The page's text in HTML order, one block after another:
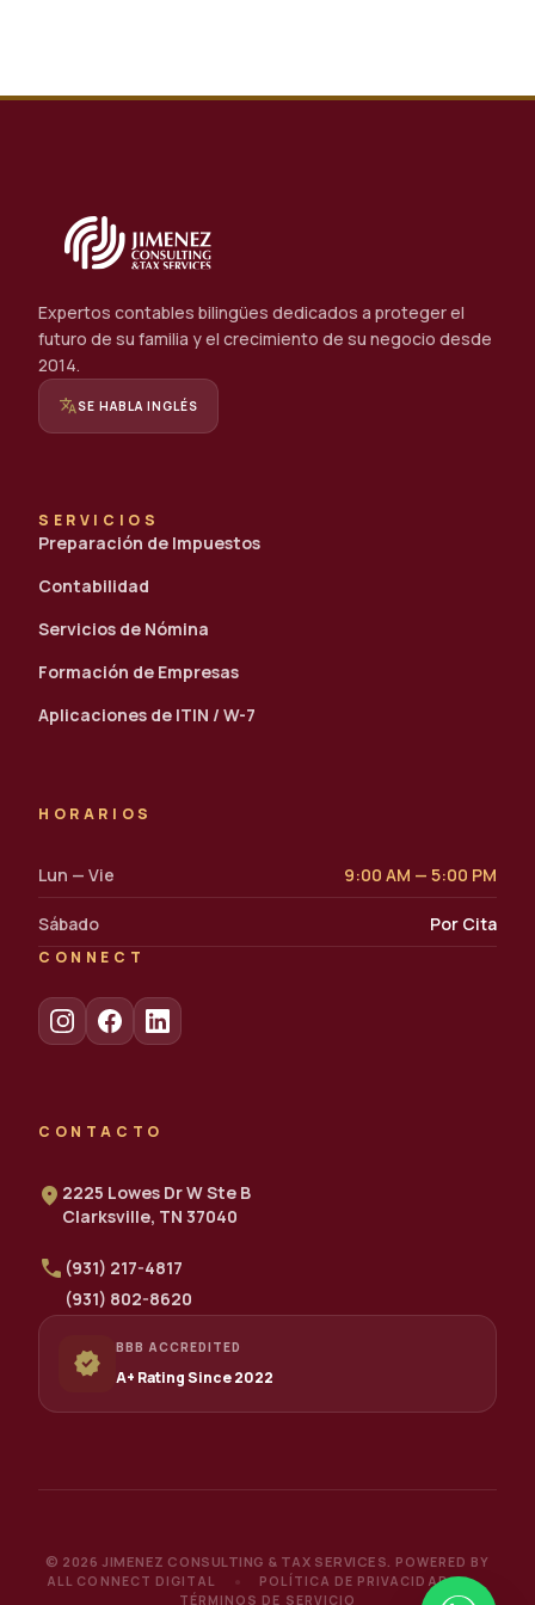
Expertos contables bilingües dedicados a proteger el
futuro de su familia y el crecimiento de su negocio desde
2014.
translateSE HABLA INGLÉS
SERVICIOS
Preparación de Impuestos
Contabilidad
Servicios de Nómina
Formación de Empresas
Aplicaciones de ITIN / W-7
HORARIOS
Lun — Vie 9:00 AM — 5:00 PM
Sábado Por Cita
CONNECT
CONTACTO
location_on 2225 Lowes Dr W Ste B
Clarksville, TN 37040
call (931) 217-4817
(931) 802-8620
verified
BBB ACCREDITED
A+ Rating Since 2022
© 2026 JIMENEZ CONSULTING & TAX SERVICES. POWERED BY
ALL CONNECT DIGITAL
POLÍTICA DE PRIVACIDAD ●
TÉRMINOS DE SERVICIO